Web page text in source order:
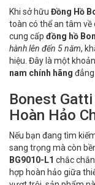
Khi sở hữu Đồng Hồ
toàn có thể an tâm
cung cấp đồng hồ
hành lên đến 5 năm,
hiệu. Đây là một
nam chính hãng đẳng
Bonest
Hoàn Hảo
Nếu bạn đang tìm
sang trọng mà còn
BG9010-L1 chắc
hợp hoàn hảo giữa